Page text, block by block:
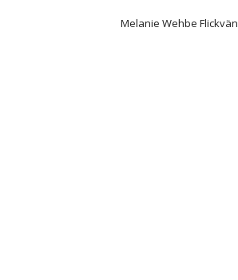
Melanie Wehbe Flickvän